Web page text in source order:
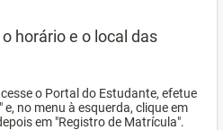
horário e o local das
o Portal do Estudante, efetue
no menu à esquerda, clique em
em "Registro de Matrícula".